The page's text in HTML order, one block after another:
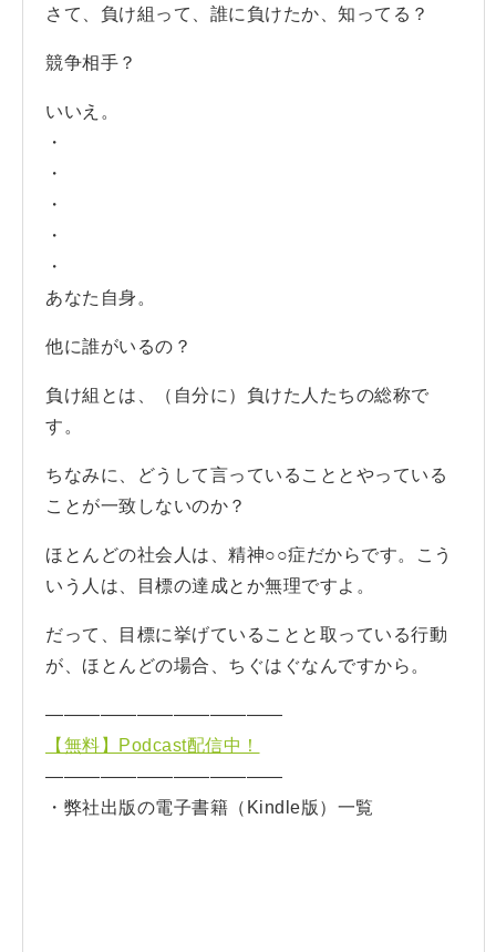
さて、負け組って、誰に負けたか、知ってる？
競争相手？
いいえ。
・
・
・
・
・
あなた自身。
他に誰がいるの？
負け組とは、（自分に）負けた人たちの総称で
す。
ちなみに、どうして言っていることとやっている
ことが一致しないのか？
ほとんどの社会人は、精神○○症だからです。こう
いう人は、目標の達成とか無理ですよ。
だって、目標に挙げていることと取っている行動
が、ほとんどの場合、ちぐはぐなんですから。
—————————————
【無料】Podcast配信中！
—————————————
・弊社出版の電子書籍（Kindle版）一覧